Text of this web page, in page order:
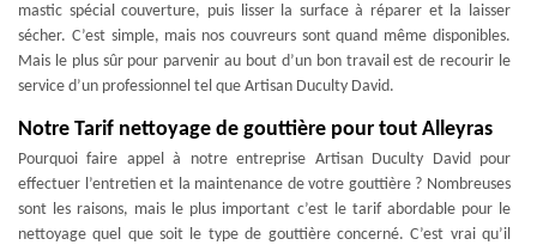
mastic spécial couverture, puis lisser la surface à réparer et la laisser
sécher. C’est simple, mais nos couvreurs sont quand même disponibles.
Mais le plus sûr pour parvenir au bout d’un bon travail est de recourir le
service d’un professionnel tel que Artisan Duculty David.
Notre Tarif nettoyage de gouttière pour tout Alleyras
Pourquoi faire appel à notre entreprise Artisan Duculty David pour
effectuer l’entretien et la maintenance de votre gouttière ? Nombreuses
sont les raisons, mais le plus important c’est le tarif abordable pour le
nettoyage quel que soit le type de gouttière concerné. C’est vrai qu’il